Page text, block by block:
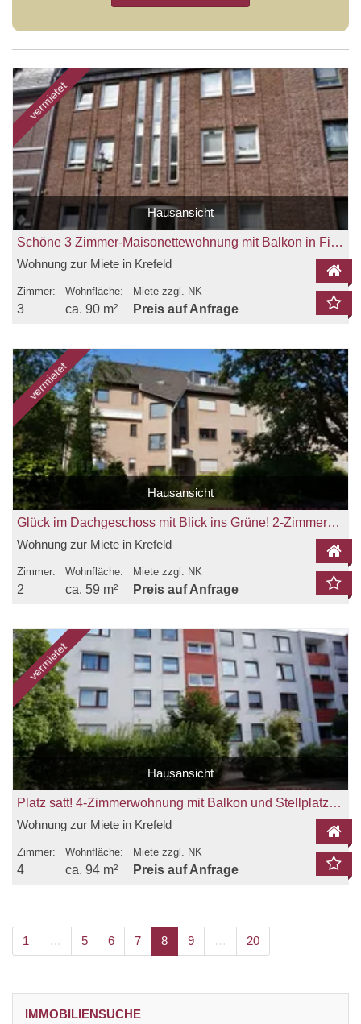
vermietet
Hausansicht
Schöne 3 Zimmer-Maisonettewohnung mit Balkon in Fischeln zu vermieten!
Wohnung zur Miete in Krefeld
Zimmer:
3
Wohnfläche:
ca. 90 m²
Miete zzgl. NK
Preis auf Anfrage
vermietet
Hausansicht
Glück im Dachgeschoss mit Blick ins Grüne! 2-Zimmerwohnung mit Balkon zu vermieten!
Wohnung zur Miete in Krefeld
Zimmer:
2
Wohnfläche:
ca. 59 m²
Miete zzgl. NK
Preis auf Anfrage
vermietet
Hausansicht
Platz satt! 4-Zimmerwohnung mit Balkon und Stellplatz in Fischeln zu vermieten!
Wohnung zur Miete in Krefeld
Zimmer:
4
Wohnfläche:
ca. 94 m²
Miete zzgl. NK
Preis auf Anfrage
1 … 5 6 7 8 9 … 20
IMMOBILIENSUCHE